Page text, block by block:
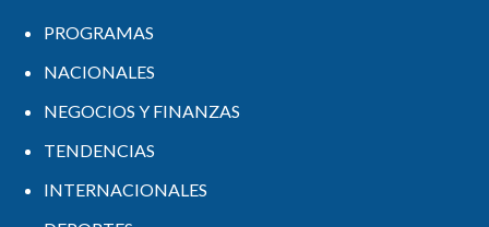
PROGRAMAS
NACIONALES
NEGOCIOS Y FINANZAS
TENDENCIAS
INTERNACIONALES